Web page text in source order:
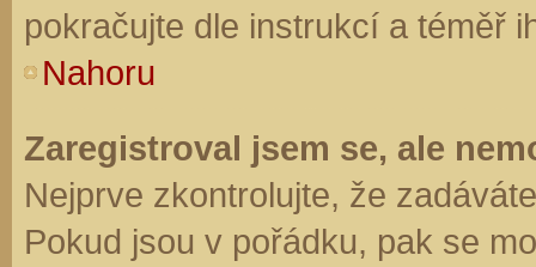
pokračujte dle instrukcí a téměř
Nahoru
Zaregistroval jsem se, ale
Nejprve zkontrolujte, že
Pokud jsou v pořádku, pak se